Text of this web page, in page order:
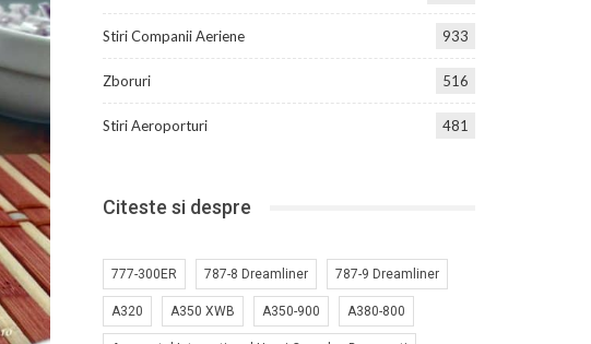
Stiri Companii Aeriene 933
Zboruri 516
Stiri Aeroporturi 481
Citeste si despre
777-300ER 787-8 Dreamliner 787-9 Dreamliner
A320 A350 XWB A350-900 A380-800